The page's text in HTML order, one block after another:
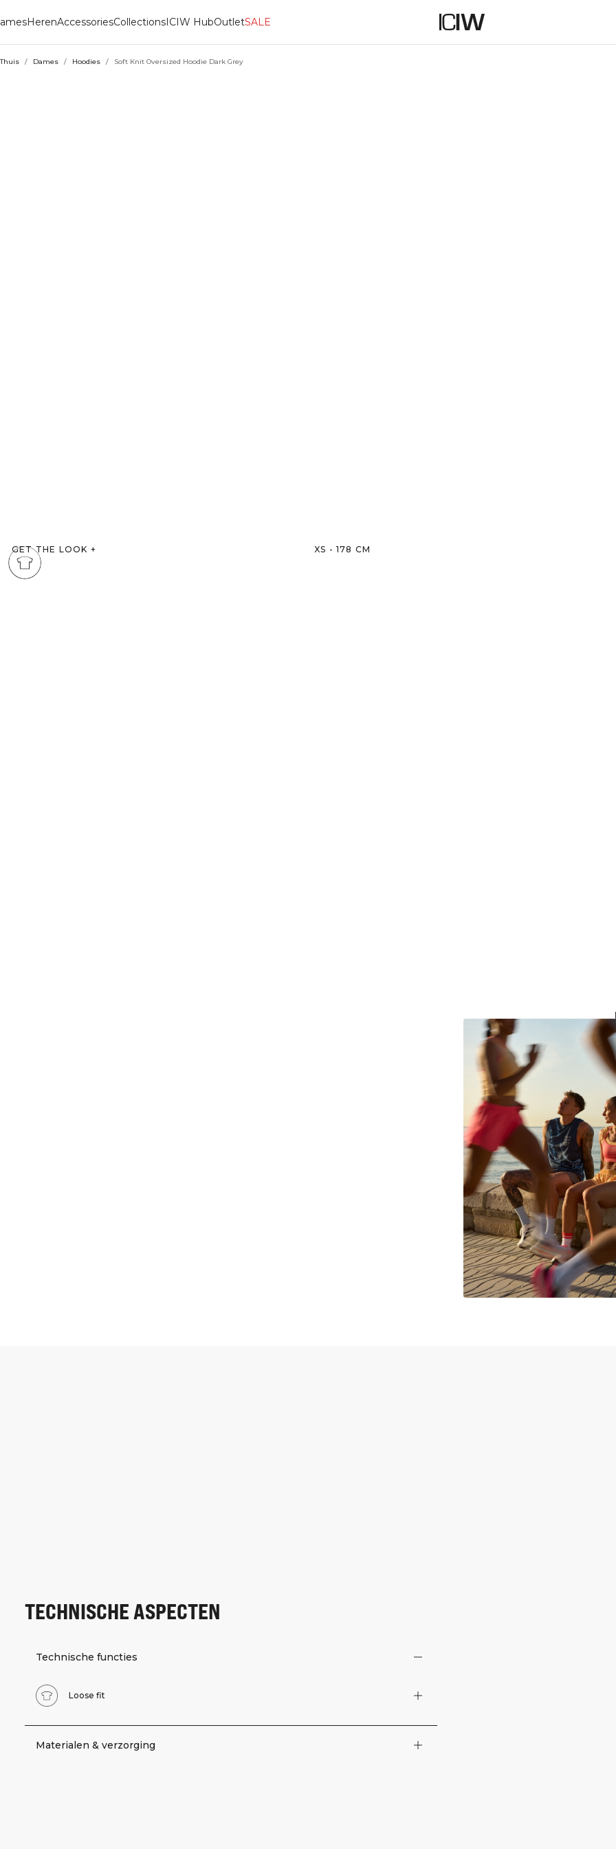
HerenAccessoriesCollectionsICIW HubOutletSALE
Thuis / Dames / Hoodies / Soft Knit Oversized Hoodie Dark Grey
GET THE LOOK + XS - 178 CM
TECHNISCHE ASPECTEN
Technische functies
Loose fit
Materialen & verzorging